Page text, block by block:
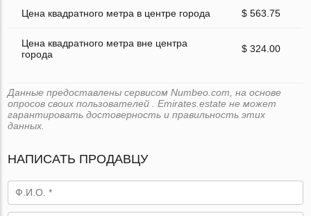
Цена квадратного метра в центре города $ 563.75
Цена квадратного метра вне центра
города
$ 324.00
Данные предоставлены сервисом Numbeo.com, на основе
опросов своих пользователей . Emirates.estate не может
гарантировать достоверность и правильность этих
данных.
НАПИСАТЬ ПРОДАВЦУ